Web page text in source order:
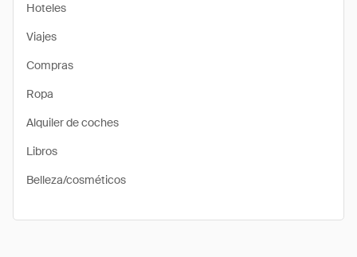
Hoteles
Viajes
Compras
Ropa
Alquiler de coches
Libros
Belleza/cosméticos